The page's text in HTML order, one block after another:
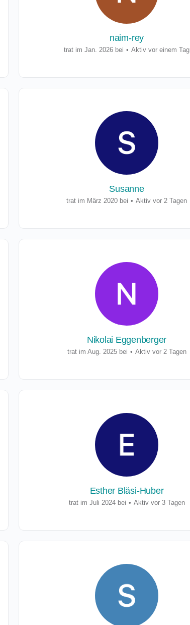
naim-rey
trat im Jan. 2026 bei • Aktiv vor einem Tag
Susanne
trat im März 2020 bei • Aktiv vor 2 Tagen
Nikolai Eggenberger
trat im Aug. 2025 bei • Aktiv vor 2 Tagen
Esther Bläsi-Huber
trat im Juli 2024 bei • Aktiv vor 3 Tagen